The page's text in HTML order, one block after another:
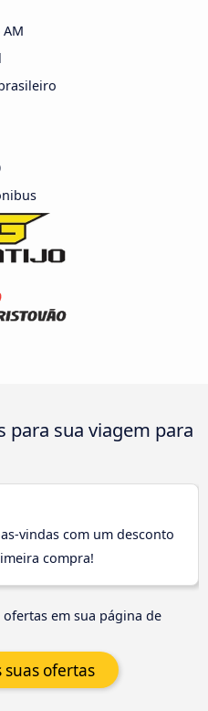
AM
para sua viagem para
vindas com um desconto
compra!
em sua página de
suas ofertas